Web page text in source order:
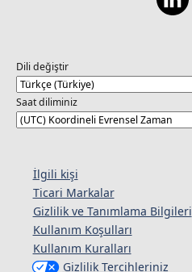
Dili değiştir
Saat diliminiz
İlgili kişi
Ticari Markalar
Gizlilik ve Tanımlama Bilgileri
Kullanım Koşulları
Kullanım Kuralları
Gizlilik Tercihleriniz